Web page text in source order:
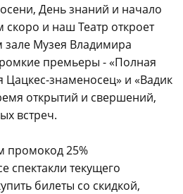
День знаний и начало
скоро и наш Театр откроет
Музея Владимира
премьеры - «Полная
знаменосец» и «Вадик
открытий и свершений,
встреч.
промокод 25%
текущего
билеты со скидкой,